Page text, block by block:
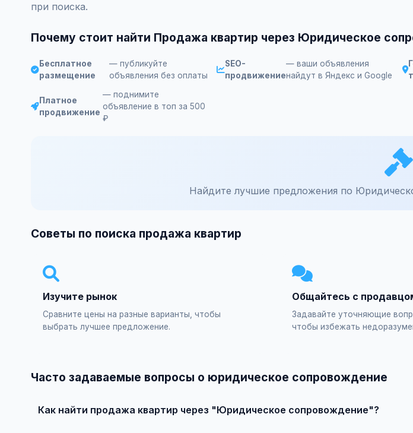
при поиска.
Почему стоит найти Продажа квартир через Юридическое
Бесплатное
размещение
— публикуйте
объявления без оплаты
SEO-
продвижение
— ваши объявления
найдут в Яндекс и Google
Платное
продвижение
— поднимите
объявление в топ за 500
₽
Найдите лучшие предложения по
Советы по поиска продажа квартир
Изучите рынок
Сравните цены на разные варианты, чтобы
выбрать лучшее предложение.
Общайтесь с
Задавайте уточняющие
чтобы избежать
Часто задаваемые вопросы о юридическое сопровождение
Как найти продажа квартир через "Юридическое сопровождение"?